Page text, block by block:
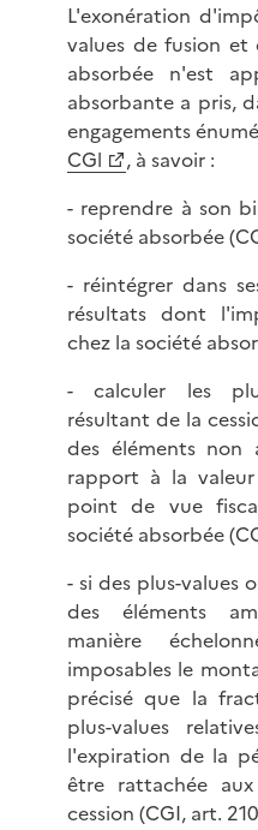
L'exonération
values de fusion et
absorbée n'est
absorbante a pris,
engagements
CGl
, à savoir :
- reprendre à son
société absorbée
- réintégrer dans
résultats dont
chez la société
- calculer les
résultant de la
des éléments non
rapport à la
point de vue
société absorbée
- si des plus-values
des éléments
manière
imposables le
précisé que la
plus-values
l'expiration de la
être rattachée
cession (CGI, art.